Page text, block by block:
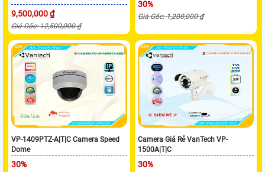
9,500,000 ₫
Giá Gốc: 12,500,000 ₫
30%
Giá Gốc: 1,200,000 ₫
VP-1409PTZ-A|T|C Camera Speed
Dome
30%
Camera Giá Rẻ VanTech VP-
1500A|T|C
30%